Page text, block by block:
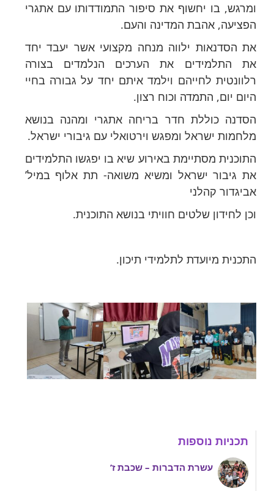
ומרגש, בו יחשוף את סיפור התמודדותו עם אתגרי
הפציעה, אהבת המדינה והעם.
את הסדנאות ילווה מנחה מקצועי אשר יעבד יחד
את התלמידים את הערכים הנלמדים בצורה
רלוונטית לחייהם וילמד איתם יחד על גבורה בחיי
היום יום, התמדה וכוח רצון.
הסדנה כוללת חדר בריחה אתגרי ומהנה בנושא
מלחמות ישראל ומפגש וירטואלי עם גיבורי ישראל.
התוכנית מסתיימת באירוע שיא בו יפגשו התלמידים
את גיבור ישראל ומשיא משואה- תת אלוף במיל’
אביגדור קהלני
וכן לחידון שלטים חוויתי בנושא התוכנית.
התכנית מיועדת לתלמידי תיכון.
תכניות נוספות
עשרת הדברות – שכבת ז’